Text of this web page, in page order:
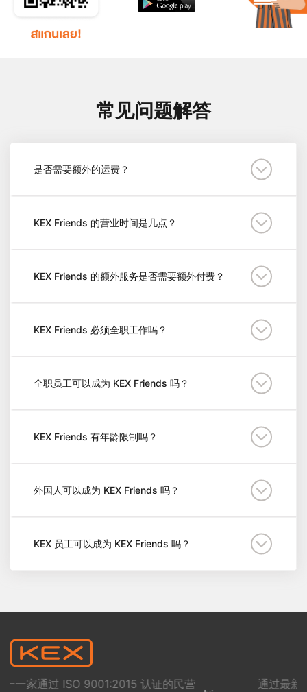
常见问题解答
是否需要额外的运费？
KEX Friends 的营业时间是几点？
KEX Friends 的额外服务是否需要额外付费？
KEX Friends 必须全职工作吗？
全职员工可以成为 KEX Friends 吗？
KEX Friends 有年龄限制吗？
外国人可以成为 KEX Friends 吗？
KEX 员工可以成为 KEX Friends 吗？
通过最新信息安全国际标准 ISO 27001:2022